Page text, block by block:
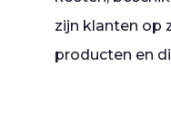
zijn klanten op
producten en